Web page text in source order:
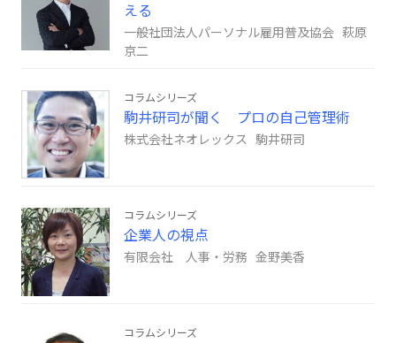
える
一般社団法人パーソナル雇用普及協会 萩原
京二
コラムシリーズ
駒井研司が聞く プロの自己管理術
株式会社ネオレックス 駒井研司
コラムシリーズ
企業人の視点
有限会社 人事・労務 金野美香
コラムシリーズ